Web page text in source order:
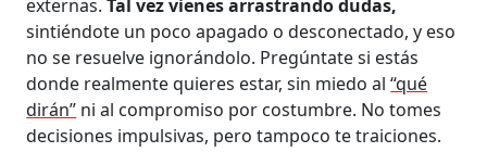
externas.Tal vez vienes arrastrando dudas,
sintiéndote un poco apagado o desconectado, y eso
no se resuelve ignorándolo. Pregúntate si estás
donde realmente quieres estar, sin miedo al“qué
dirán” ni al compromiso por costumbre. No tomes
decisiones impulsivas, pero tampoco te traiciones.